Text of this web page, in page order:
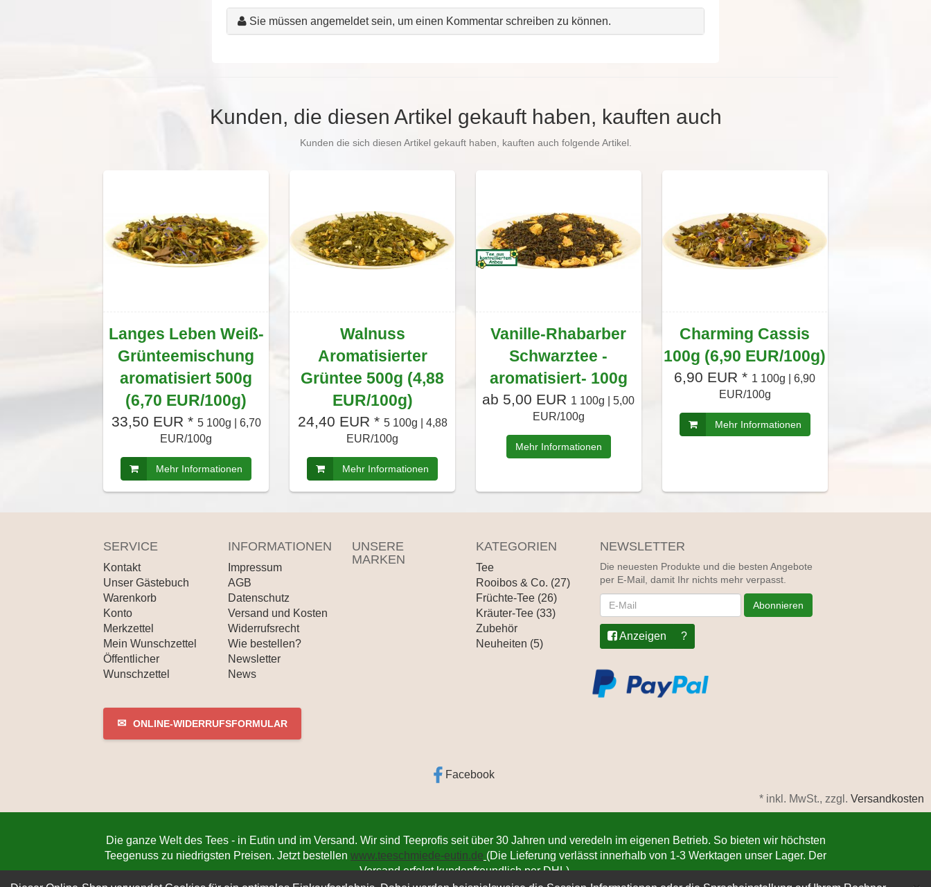
Sie müssen angemeldet sein, um einen Kommentar schreiben zu können.
Kunden, die diesen Artikel gekauft haben, kauften auch
Kunden die sich diesen Artikel gekauft haben, kauften auch folgende Artikel.
Langes Leben Weiß-
Grünteemischung
aromatisiert 500g
(6,70 EUR/100g)
33,50 EUR * 5 100g | 6,70
EUR/100g
Mehr Informationen
Walnuss
Aromatisierter
Grüntee 500g (4,88
EUR/100g)
24,40 EUR * 5 100g | 4,88
EUR/100g
Mehr Informationen
Vanille-Rhabarber
Schwarztee -
aromatisiert- 100g
ab 5,00 EUR 1 100g | 5,00
EUR/100g
Mehr Informationen
Charming Cassis
100g (6,90 EUR/100g)
6,90 EUR * 1 100g | 6,90
EUR/100g
Mehr Informationen
SERVICE
Kontakt
Unser Gästebuch
Warenkorb
Konto
Merkzettel
Mein Wunschzettel
Öffentlicher
Wunschzettel
INFORMATIONEN
Impressum
AGB
Datenschutz
Versand und Kosten
Widerrufsrecht
Wie bestellen?
Newsletter
News
UNSERE
MARKEN
KATEGORIEN
Tee
Rooibos & Co. (27)
Früchte-Tee (26)
Kräuter-Tee (33)
Zubehör
Neuheiten (5)
NEWSLETTER
Die neuesten Produkte und die besten Angebote
per E-Mail, damit Ihr nichts mehr verpasst.
Newsletter Abonnieren
Anzeigen ?
✉ ONLINE-WIDERRUFSFORMULAR
Facebook
* inkl. MwSt., zzgl. Versandkosten
Die ganze Welt des Tees - in Eutin und im Versand. Wir sind Teeprofis seit über 30 Jahren und veredeln im eigenen Betrieb. So bieten wir höchsten
Teegenuss zu niedrigsten Preisen. Jetzt bestellen www.teeschmiede-eutin.de (Die Lieferung verlässt innerhalb von 1-3 Werktagen unser Lager. Der
Versand erfolgt kundenfreundlich per DHL).